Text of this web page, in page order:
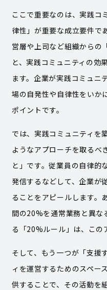
ここで重要なのは、実践コ
律性」が重要な成立要件で
営層や上司など組織からの
と、実践コミュニティの効
ます。企業が実践コミュニ
場の自発性や自律性をいか
ポイントです。
では、実践コミュニティを
ようなアプローチを取るべ
と」です。従業員の自律的
発信するなどして、企業が
ることをアピールします。
間の20%を通常業務と異な
る「20%ルール」は、この
そして、もう一つが「支援
ィを運営するためのスペー
供することで、その活動を